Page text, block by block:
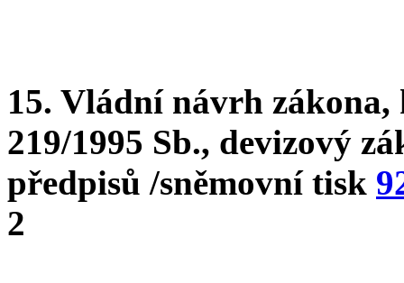
15. Vládní návrh zákona,
219/1995 Sb., devizový
předpisů /sněmovní tisk
2